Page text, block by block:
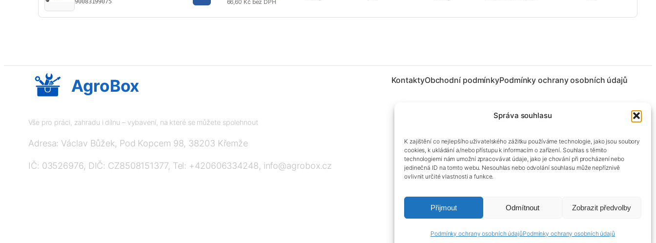
Správa souhlasu
K zajištění co nejlepšího uživatelského zážitku používáme technologie, jako jsou soubory
cookies, k ukládání a/nebo přístupu k informacím o zařízení. Souhlas s těmito
technologiemi nám umožní zpracovávat údaje, jako je chování při procházení nebo
jedinečná ID na tomto webu. Nesouhlas nebo odvolání souhlasu může nepříznivě
ovlivnit určité vlastnosti a funkce.
Přijmout Odmítnout Zobrazit předvolby
Podmínky ochrany osobních údajůPodmínky ochrany osobních údajů
66,60 Kč bez DPH
AgroBox
Vše pro práci, zahradu i dílnu – vybavení, na které se můžete spolehnout
Adresa: Václav Bůžek, Pod Kopcem 98, 38203 Křemže
IČ: 03526976, DIČ: CZ8508151377, Tel: +420606334248, info@agrobox.cz
KontaktyObchodní podmínkyPodmínky ochrany osobních údajů